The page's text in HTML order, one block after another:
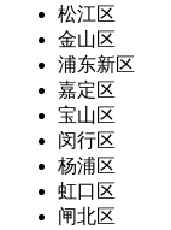
松江区
金山区
浦东新区
嘉定区
宝山区
闵行区
杨浦区
虹口区
闸北区